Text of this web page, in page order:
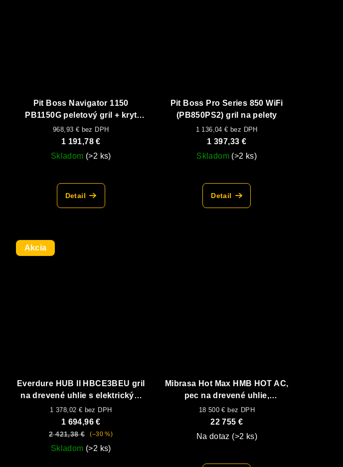
Pit Boss Navigator 1150
PB1150G peletový gril + kryt
zdarma
968,93 € bez DPH
1 191,78 €
Skladom (>2 ks)
Detail
Pit Boss Pro Series 850 WiFi
(PB850PS2) gril na pelety
1 136,04 € bez DPH
1 397,33 €
Skladom (>2 ks)
Detail
Akcia
Everdure HUB II HBCE3BEU gril
na drevené uhlie s elektrickým
zapaľovaním
1 378,02 € bez DPH
1 694,96 €
2 421,38 € (–30 %)
Skladom (>2 ks)
Mibrasa Hot Max HMB HOT AC,
pec na drevené uhlie,
vyhrievané zásuvky + vrchná
vyhrievaná skrinka
18 500 € bez DPH
22 755 €
Na dotaz (>2 ks)